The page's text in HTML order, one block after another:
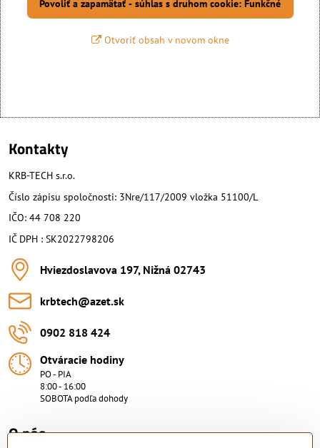
Povoliť a zapamätať - súhlas s druhom cookie: Funkčné
Otvoriť obsah v novom okne
Kontakty
KRB-TECH s.r.o.
Číslo zápisu spoločnosti: 3Nre/117/2009 vložka 51100/L
IČO: 44 708 220
IČ DPH : SK2022798206
Hviezdoslavova 197, Nižná 02743
krbtech​@azet​.sk
0902 818 424
Otváracie hodiny
PO - PIA
8:00 - 16:00
SOBOTA podľa dohody
O nás.